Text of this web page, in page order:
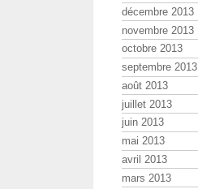
décembre 2013
novembre 2013
octobre 2013
septembre 2013
août 2013
juillet 2013
juin 2013
mai 2013
avril 2013
mars 2013